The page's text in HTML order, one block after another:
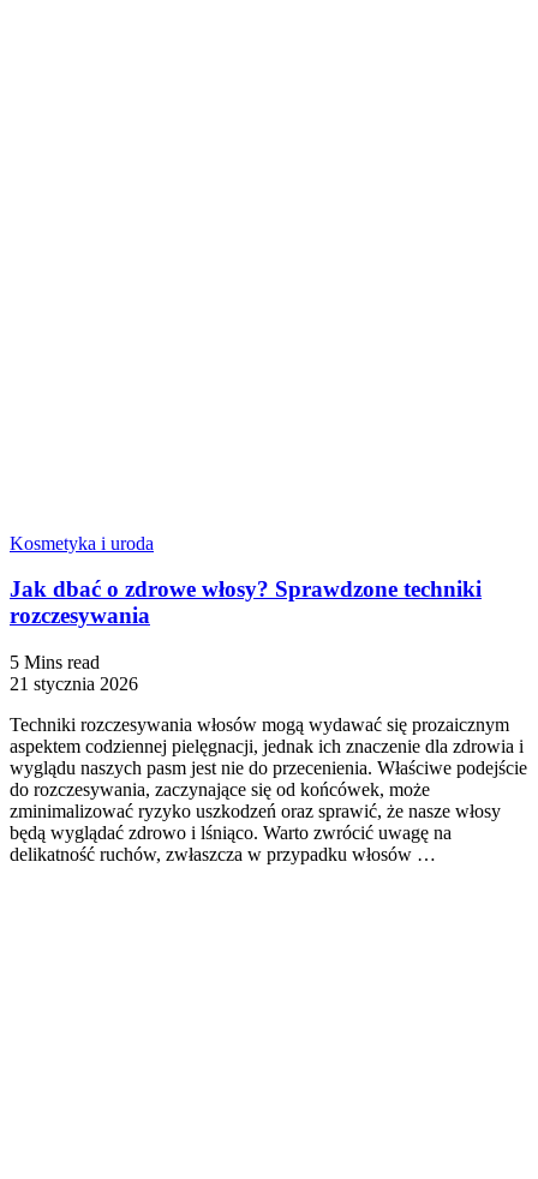
Kosmetyka i uroda
Jak dbać o zdrowe włosy? Sprawdzone techniki
rozczesywania
5 Mins read
21 stycznia 2026
Techniki rozczesywania włosów mogą wydawać się prozaicznym
aspektem codziennej pielęgnacji, jednak ich znaczenie dla zdrowia i
wyglądu naszych pasm jest nie do przecenienia. Właściwe podejście
do rozczesywania, zaczynające się od końcówek, może
zminimalizować ryzyko uszkodzeń oraz sprawić, że nasze włosy
będą wyglądać zdrowo i lśniąco. Warto zwrócić uwagę na
delikatność ruchów, zwłaszcza w przypadku włosów …